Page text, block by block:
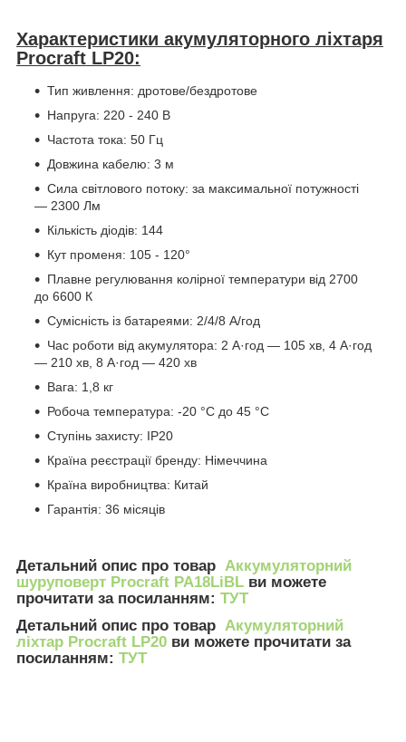
Характеристики акумуляторного ліхтаря
Procraft LP20:
Тип живлення: дротове/бездротове
Напруга: 220 - 240 В
Частота тока: 50 Гц
Довжина кабелю: 3 м
Сила світлового потоку: за максимальної потужності
— 2300 Лм
Кількість діодів: 144
Кут променя: 105 - 120°
Плавне регулювання колірної температури від 2700
до 6600 К
Сумісність із батареями: 2/4/8 А/год
Час роботи від акумулятора: 2 А·год — 105 хв, 4 А·год
— 210 хв, 8 А·год — 420 хв
Вага: 1,8 кг
Робоча температура: -20 °C до 45 °C
Ступінь захисту: IP20
Країна реєстрації бренду: Німеччина
Країна виробництва: Китай
Гарантія: 36 місяців
Детальний опис про товар Аккумуляторний
шуруповерт Procraft PA18LiBL ви можете
прочитати за посиланням: ТУТ
Детальний опис про товар Акумуляторний
ліхтар Procraft LP20 ви можете прочитати за
посиланням: ТУТ